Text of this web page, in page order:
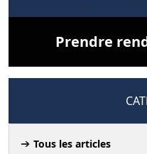
Prendre
Tous les articles